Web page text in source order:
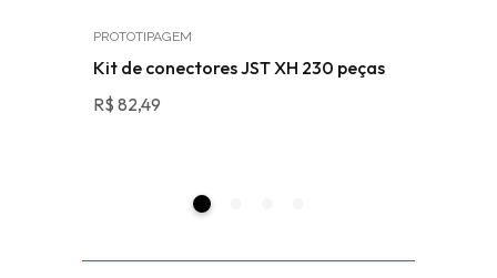
PROTOTIPAGEM
Kit de conectores JST XH 230 peças
R$ 82,49